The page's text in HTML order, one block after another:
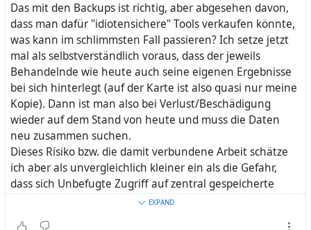
Telematik-Infrastruktur eine Testphase von
mindestens 12 Monaten. Sie ist mit einer großen
Anzahl von freiwillig Teilnehmenden im realen
Praxisbetrieb durchzuführen. Die Bewertung der
Tests muss durch Ärzte- und
Patientenvertreterinnen und Datenschützerinnen
erfolgen.
Stellen Sie die bisherigen Vorschriften und
technischen Einrichtungen auf den Prüfstand.
Freiwilligkeit der elektronische Gesundheitsakte
(ePA) statt opt-out.
Freiwilligkeit der Nutzung der ePA auch für
Behandlerinnen, ohne Honorarabzüge
keine Honorarabzüge für an die TI nicht
https://www.zdf.de/nachrichten/heute/elektronische-
patientenakte-widerstand-gegen-spahn-plaene-
100.html
und https://www.aktion-
freiheitstattangst.org/de/articles/6936-20190704-
digitalisierungsgesetz-zur-e-akte.htm
Arbeitnehmerdatenschutz
Datenschutz Datensicherheit # Ergonomie
Datenskandale# Zensur # Transparenz
Informationsfreiheit #Anonymisierung
#Persönlichkeitsrecht#Privatsphäre#RFIDChips
elektronischeGesundheitskarte
Akte#
Das mit den Backups ist richtig, aber abgesehen davon,
dass man dafür "idiotensichere" Tools verkaufen könnte,
was kann im schlimmsten Fall passieren? Ich setze jetzt
mal als selbstverständlich voraus, dass der jeweils
Behandelnde wie heute auch seine eigenen Ergebnisse
bei sich hinterlegt (auf der Karte ist also quasi nur meine
Kopie). Dann ist man also bei Verlust/Beschädigung
wieder auf dem Stand von heute und muss die Daten
neu zusammen suchen.
Dieses Risiko bzw. die damit verbundene Arbeit schätze
ich aber als unvergleichlich kleiner ein als die Gefahr,
dass sich Unbefugte Zugriff auf zentral gespeicherte
Daten verschaffen, schon allein weil jeweils nur eine
EXPAND